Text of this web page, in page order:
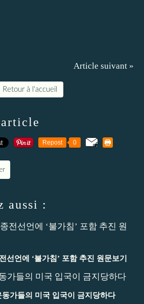
Article suivant »
Retour à l'accueil
Repost 0
aussi :
선언에 ‘불가침’ 포함 추진 원문보기
가들의 미국 입국이 금지당하다